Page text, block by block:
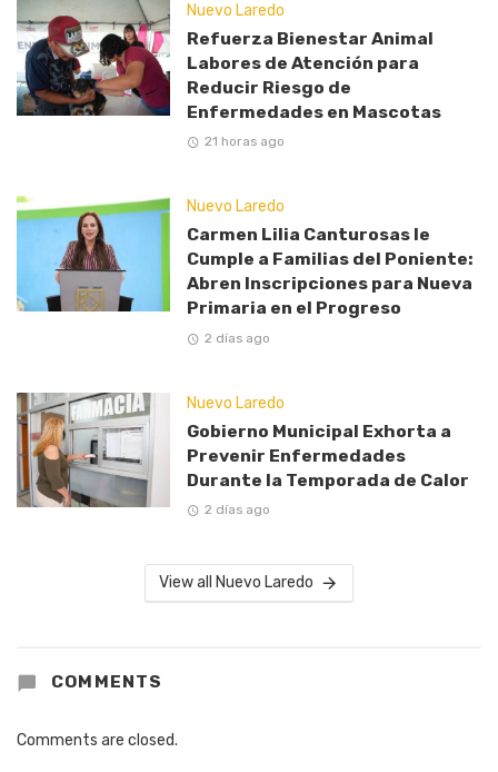
Nuevo Laredo
Refuerza Bienestar Animal
Labores de Atención para
Reducir Riesgo de
Enfermedades en Mascotas
21 horas ago
Nuevo Laredo
Carmen Lilia Canturosas le
Cumple a Familias del Poniente:
Abren Inscripciones para Nueva
Primaria en el Progreso
2 días ago
Nuevo Laredo
Gobierno Municipal Exhorta a
Prevenir Enfermedades
Durante la Temporada de Calor
2 días ago
View all Nuevo Laredo
COMMENTS
Comments are closed.